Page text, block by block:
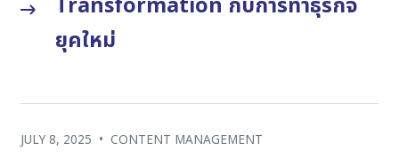
ยุคใหม่
JULY 8, 2025 • CONTENT MANAGEMENT